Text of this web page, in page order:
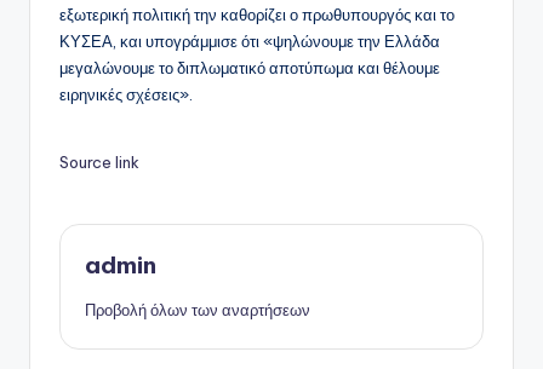
εξωτερική πολιτική την καθορίζει ο πρωθυπουργός και το
ΚΥΣΕΑ, και υπογράμμισε ότι «ψηλώνουμε την Ελλάδα
μεγαλώνουμε το διπλωματικό αποτύπωμα και θέλουμε
ειρηνικές σχέσεις».
Source link
admin
Προβολή όλων των αναρτήσεων